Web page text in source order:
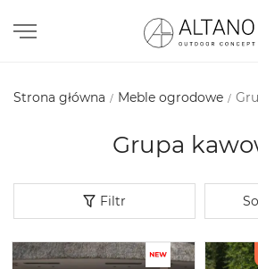
Strona główna Meble ogrodowe
Grupa
Filtr